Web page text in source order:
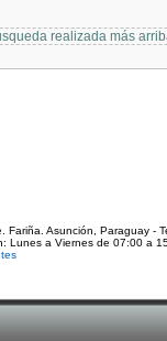
realizada más
Fariña. Asunción, Paraguay -
Lunes a Viernes de 07:00 a